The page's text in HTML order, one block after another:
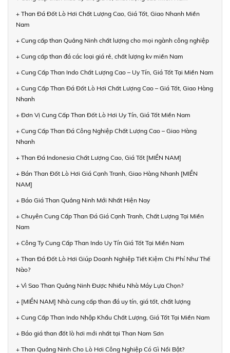
+ Than Đá Đốt Lò Hơi Chất Lượng Cao, Giá Tốt, Giao Nhanh Miền
Nam
+ Cung cấp than Quảng Ninh chất lượng cho mọi ngành công nghiệp
+ Cung cấp than đá các loại giá rẻ, chất lượng kv miền Nam
+ Cung Cấp Than Indo Chất Lượng Cao – Uy Tín, Giá Tốt Tại Miền Nam
+ Cung Cấp Than Đá Đốt Lò Hơi Chất Lượng Cao – Giá Tốt, Giao Hàng
Nhanh
+ Đơn Vị Cung Cấp Than Đốt Lò Hơi Uy Tín, Giá Tốt Miền Nam
+ Cung Cấp Than Đá Công Nghiệp Chất Lượng Cao – Giao Hàng
Nhanh
+ Than Đá Indonesia Chất Lượng Cao, Giá Tốt [MIỀN NAM]
+ Bán Than Đốt Lò Hơi Giá Cạnh Tranh, Giao Hàng Nhanh [MIỀN
NAM]
+ Báo Giá Than Quảng Ninh Mới Nhất Hiện Nay
+ Chuyên Cung Cấp Than Đá Giá Cạnh Tranh, Chất Lượng Tại Miền
Nam
+ Công Ty Cung Cấp Than Indo Uy Tín Giá Tốt Tại Miền Nam
+ Than Đá Đốt Lò Hơi Giúp Doanh Nghiệp Tiết Kiệm Chi Phí Như Thế
Nào?
+ Vì Sao Than Quảng Ninh Được Nhiều Nhà Máy Lựa Chọn?
+ [MIỀN NAM] Nhà cung cấp than đá uy tín, giá tốt, chất lượng
+ Cung Cấp Than Indo Nhập Khẩu Chất Lượng, Giá Tốt Tại Miền Nam
+ Báo giá than đốt lò hơi mới nhất tại Than Nam Sơn
+ Than Quảng Ninh Cho Lò Hơi Công Nghiệp Có Gì Nổi Bật?